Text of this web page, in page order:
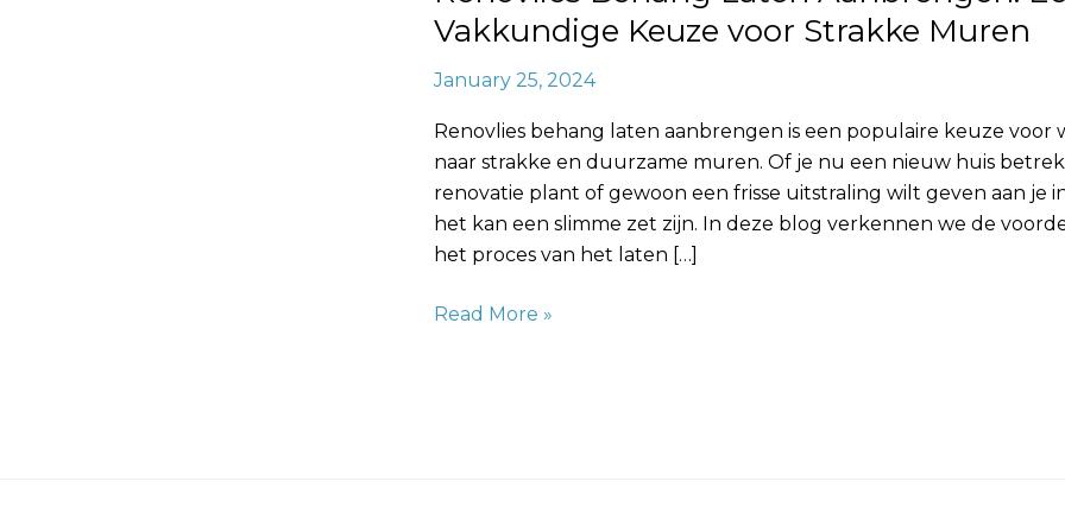
Vakkundige Keuze voor Strakke Muren
January 25, 2024
Renovlies behang laten aanbrengen is een populaire keuze voor
naar strakke en duurzame muren. Of je nu een nieuw huis
renovatie plant of gewoon een frisse uitstraling wilt geven aan je
het kan een slimme zet zijn. In deze blog verkennen we de
het proces van het laten […]
Strakke
Read More »